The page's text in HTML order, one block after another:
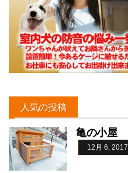
人気の投稿
亀の小屋
12月 6, 2017